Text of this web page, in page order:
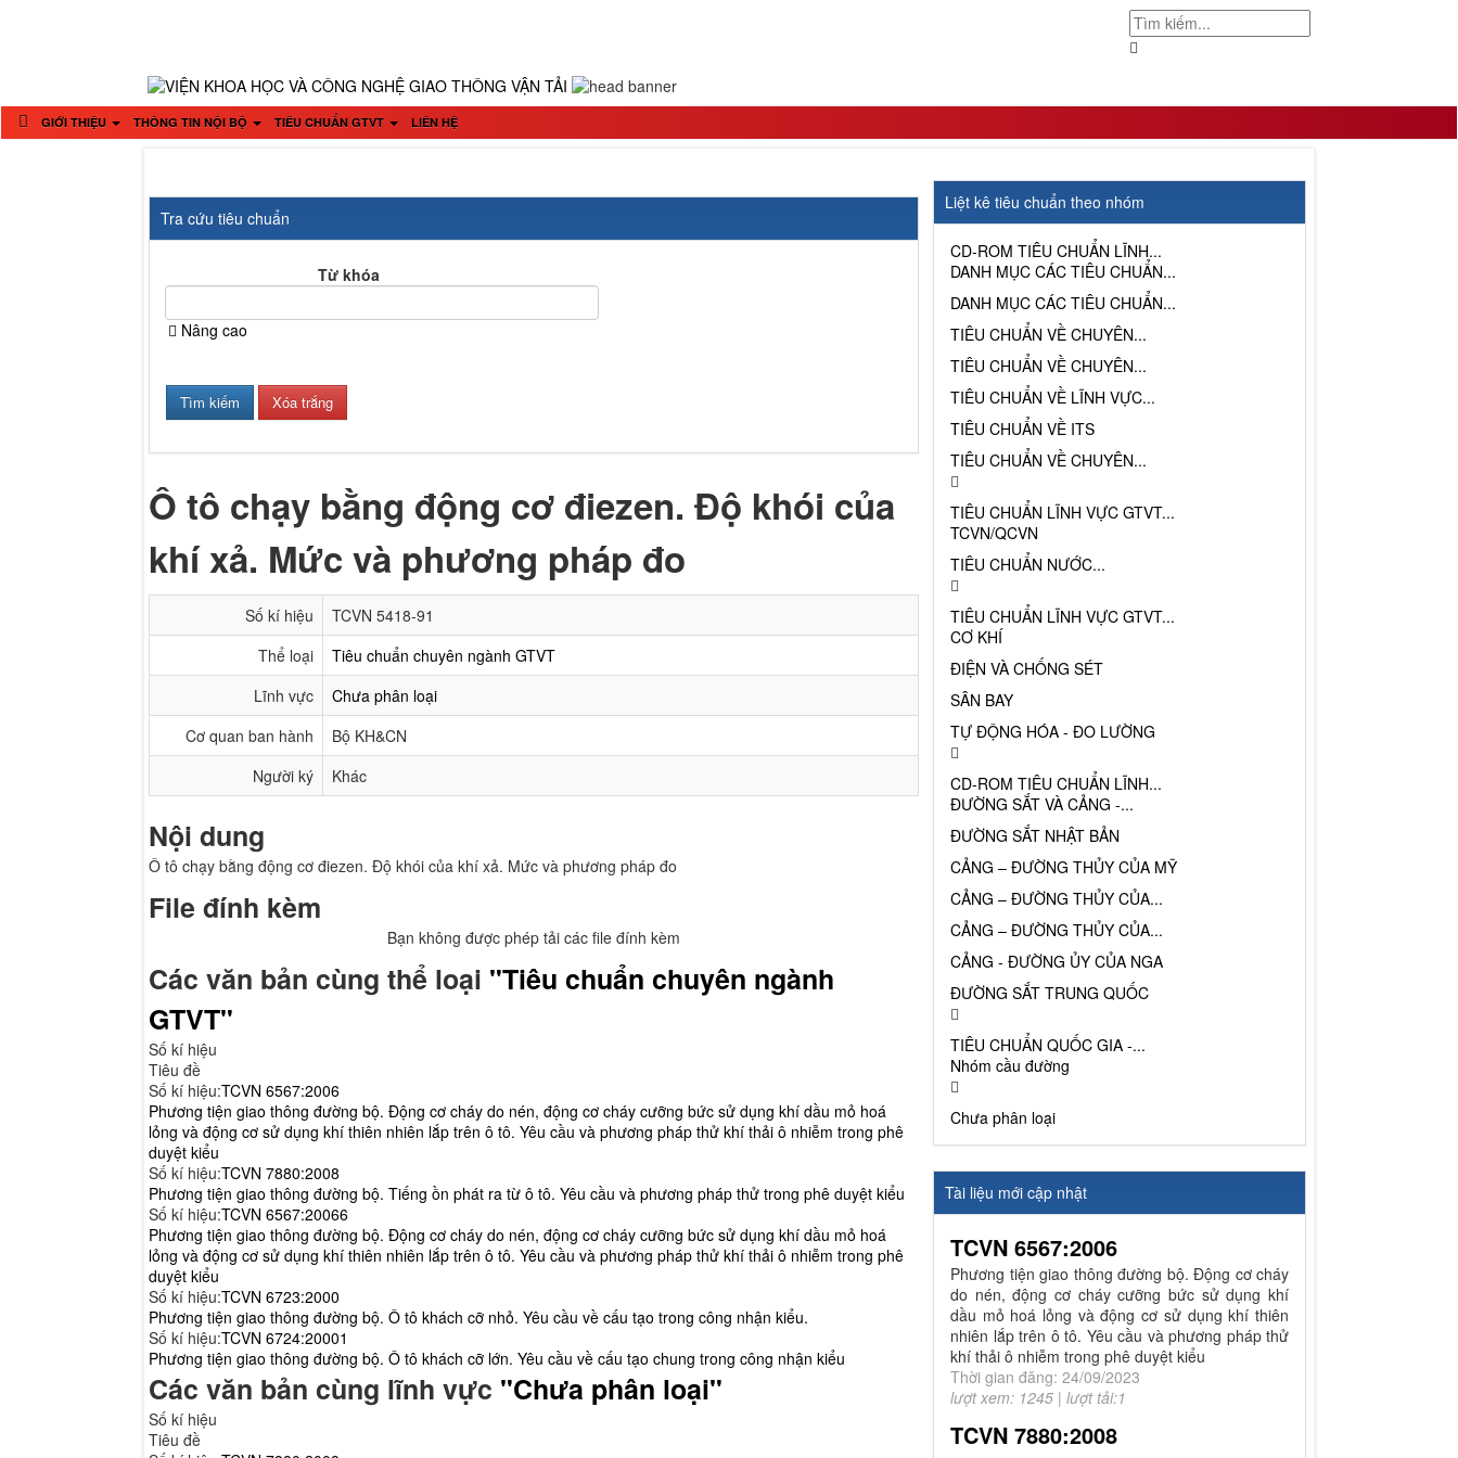
GIỚI THIỆU THÔNG TIN NỘI BỘ TIÊU CHUẨN GTVT LIÊN HỆ
Tra cứu tiêu chuẩn
Từ khóa
Nâng cao
Ô tô chạy bằng động cơ điezen. Độ khói của
khí xả. Mức và phương pháp đo
Số kí hiệu
TCVN 5418-91
Thể loại
Tiêu chuẩn chuyên ngành GTVT
Lĩnh vực
Chưa phân loại
Cơ quan ban hành
Bộ KH&CN
Người ký
Khác
Nội dung
Ô tô chạy bằng động cơ điezen. Độ khói của khí xả. Mức và phương pháp đo
File đính kèm
Bạn không được phép tải các file đính kèm
Các văn bản cùng thể loại "Tiêu chuẩn chuyên ngành
GTVT"
Số kí hiệu
Tiêu đề
Số kí hiệu:TCVN 6567:2006
Phương tiện giao thông đường bộ. Động cơ cháy do nén, động cơ cháy cưỡng bức sử dụng khí dầu mỏ hoá
lỏng và động cơ sử dụng khí thiên nhiên lắp trên ô tô. Yêu cầu và phương pháp thử khí thải ô nhiễm trong phê
duyệt kiểu
Số kí hiệu:TCVN 7880:2008
Phương tiện giao thông đường bộ. Tiếng ồn phát ra từ ô tô. Yêu cầu và phương pháp thử trong phê duyệt kiểu
Số kí hiệu:TCVN 6567:20066
Phương tiện giao thông đường bộ. Động cơ cháy do nén, động cơ cháy cưỡng bức sử dụng khí dầu mỏ hoá
lỏng và động cơ sử dụng khí thiên nhiên lắp trên ô tô. Yêu cầu và phương pháp thử khí thải ô nhiễm trong phê
duyệt kiểu
Số kí hiệu:TCVN 6723:2000
Phương tiện giao thông đường bộ. Ô tô khách cỡ nhỏ. Yêu cầu về cấu tạo trong công nhận kiểu.
Số kí hiệu:TCVN 6724:20001
Phương tiện giao thông đường bộ. Ô tô khách cỡ lớn. Yêu cầu về cấu tạo chung trong công nhận kiểu
Các văn bản cùng lĩnh vực "Chưa phân loại"
Số kí hiệu
Tiêu đề
Liệt kê tiêu chuẩn theo nhóm
CD-ROM TIÊU CHUẨN LĨNH...
DANH MỤC CÁC TIÊU CHUẨN...
DANH MỤC CÁC TIÊU CHUẨN...
TIÊU CHUẨN VỀ CHUYÊN...
TIÊU CHUẨN VỀ CHUYÊN...
TIÊU CHUẨN VỀ LĨNH VỰC...
TIÊU CHUẨN VỀ ITS
TIÊU CHUẨN VỀ CHUYÊN...
TIÊU CHUẨN LĨNH VỰC GTVT...
TCVN/QCVN
TIÊU CHUẨN NƯỚC...
TIÊU CHUẨN LĨNH VỰC GTVT...
CƠ KHÍ
ĐIỆN VÀ CHỐNG SÉT
SÂN BAY
TỰ ĐỘNG HÓA - ĐO LƯỜNG
CD-ROM TIÊU CHUẨN LĨNH...
ĐƯỜNG SẮT VÀ CẢNG -...
ĐƯỜNG SẮT NHẬT BẢN
CẢNG – ĐƯỜNG THỦY CỦA MỸ
CẢNG – ĐƯỜNG THỦY CỦA...
CẢNG – ĐƯỜNG THỦY CỦA...
CẢNG - ĐƯỜNG ỦY CỦA NGA
ĐƯỜNG SẮT TRUNG QUỐC
TIÊU CHUẨN QUỐC GIA -...
Nhóm cầu đường
Chưa phân loại
Tài liệu mới cập nhật
TCVN 6567:2006
Phương tiện giao thông đường bộ. Động cơ cháy
do nén, động cơ cháy cưỡng bức sử dụng khí
dầu mỏ hoá lỏng và động cơ sử dụng khí thiên
nhiên lắp trên ô tô. Yêu cầu và phương pháp thử
khí thải ô nhiễm trong phê duyệt kiểu
Thời gian đăng: 24/09/2023
lượt xem: 1245 | lượt tải:1
TCVN 7880:2008